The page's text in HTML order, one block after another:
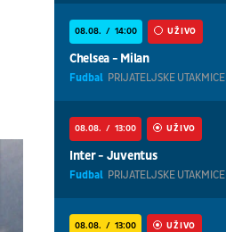
08.08. 14:00 UŽIVO
Chelsea - Milan
Fudbal PRIJATELJSKE UTAKMICE
08.08. 13:00 UŽIVO
Inter - Juventus
Fudbal PRIJATELJSKE UTAKMICE
08.08. 13:00 UŽIVO